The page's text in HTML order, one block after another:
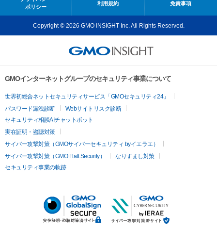
ポリシー
利用規約 免責事項
Copyright © 2026 GMO INSIGHT Inc. All Rights Reserved.
GMOインターネットグループのセキュリティ事業について
世界初総合ネットセキュリティサービス「GMOセキュリティ24」
パスワード漏洩診断
Webサイトリスク診断
セキュリティ相談AIチャットボット
実在証明・盗聴対策
サイバー攻撃対策（GMOサイバーセキュリティ byイエラエ）
サイバー攻撃対策（GMO Flatt Security）
なりすまし対策
セキュリティ事業の軌跡